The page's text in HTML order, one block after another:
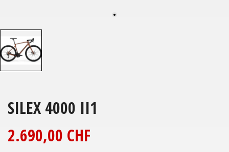
SILEX 4000 II1
2.690,00 CHF